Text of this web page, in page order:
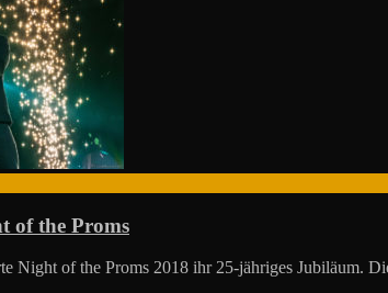
of the Proms
Night of the Proms 2018 ihr 25-jähriges Jubiläum.